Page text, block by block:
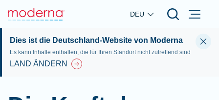
Skip to main content
DEU
Dies ist die Deutschland-Website von Moderna
Es kann Inhalte enthalten, die für Ihren Standort nicht zutreffend sind
LAND ÄNDERN